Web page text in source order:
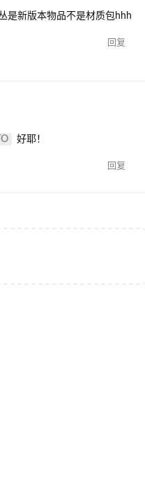
是新版本物品不是材质包hhh
回复
好耶！
回复